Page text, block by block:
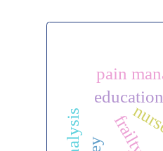
pain
frailty